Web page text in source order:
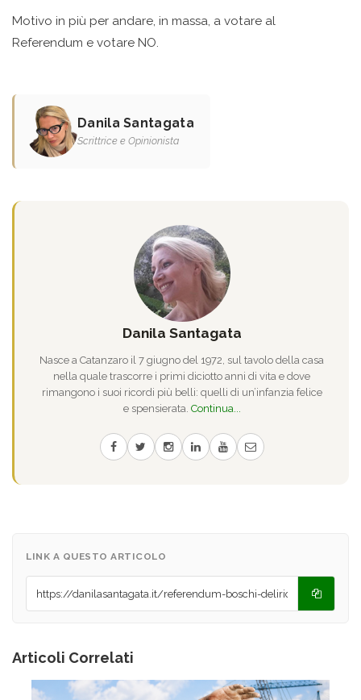
Motivo in più per andare, in massa, a votare al
Referendum e votare NO.
Danila Santagata
Scrittrice e Opinionista
Danila Santagata
Nasce a Catanzaro il 7 giugno del 1972, sul tavolo della casa
nella quale trascorre i primi diciotto anni di vita e dove
rimangono i suoi ricordi più belli: quelli di un’infanzia felice
e spensierata. Continua...
LINK A QUESTO ARTICOLO
Articoli Correlati